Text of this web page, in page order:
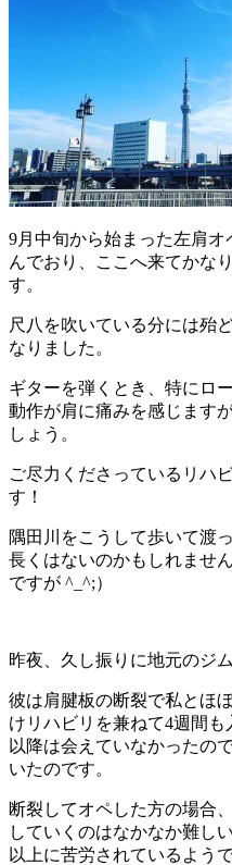
9月中旬から始まった左肩
んでおり、ここへ来てかな
す。
尺八を吹いている分には殆
なりました。
ギターを弾くとき、特にロ
動作が肩に痛みを感じます
しょう。
ご尽力くださっているリハ
す！
隅田川をこうして歩いて渡
長くはないのかもしれませ
ですが ^_^;）
昨夜、久し振りに地元のジ
彼は肩腱板の断裂で私とほ
けリハビリを兼ねて4週間
以降は会えていなかったの
いたのです。
断裂してオペした方の場合
していくのはなかなか難し
以上に苦労されているようで